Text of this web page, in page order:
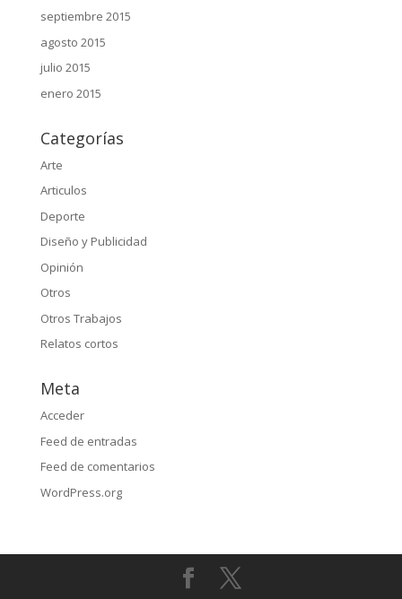
septiembre 2015
agosto 2015
julio 2015
enero 2015
Categorías
Arte
Articulos
Deporte
Diseño y Publicidad
Opinión
Otros
Otros Trabajos
Relatos cortos
Meta
Acceder
Feed de entradas
Feed de comentarios
WordPress.org